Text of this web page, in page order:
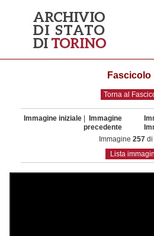
Fascicolo
Torna al
Immagine iniziale
Immagine
precedente
Immagine 257di
Lista